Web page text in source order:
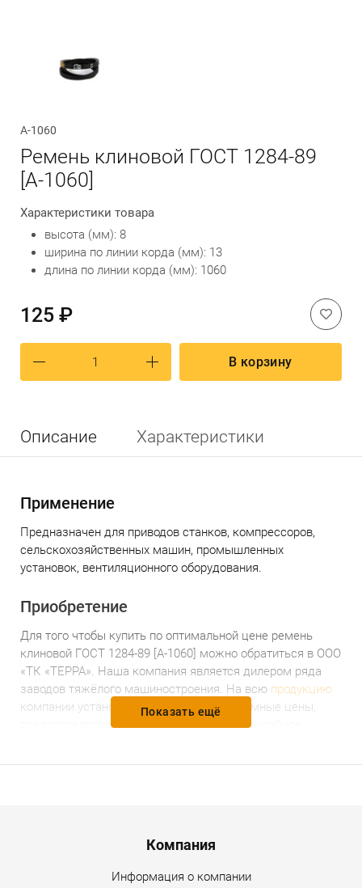
А-1060
Ремень клиновой ГОСТ 1284-89
[А-1060]
Характеристики товара
высота (мм): 8
ширина по линии корда (мм): 13
длина по линии корда (мм): 1060
125 ₽
В корзину
Описание Характеристики
Применение
Предназначен для приводов станков, компрессоров,
сельскохозяйственных машин, промышленных
установок, вентиляционного оборудования.
Приобретение
Для того чтобы купить по оптимальной цене ремень
клиновой ГОСТ 1284-89 [А-1060] можно обратиться в ООО
«ТК «ТЕРРА». Наша компания является дилером ряда
заводов тяжёлого машиностроения. На всю продукцию
компании установлены доступные и разумные цены,
предоставляется гарантийное и послегарантийное
Показать ещё
Компания
Информация о компании